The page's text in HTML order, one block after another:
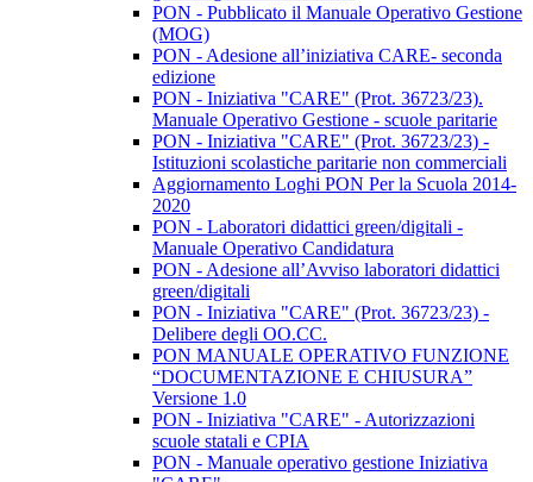
PON - Pubblicato il Manuale Operativo Gestione
(MOG)
PON - Adesione all’iniziativa CARE- seconda
edizione
PON - Iniziativa "CARE" (Prot. 36723/23).
Manuale Operativo Gestione - scuole paritarie
PON - Iniziativa "CARE" (Prot. 36723/23) -
Istituzioni scolastiche paritarie non commerciali
Aggiornamento Loghi PON Per la Scuola 2014-
2020
PON - Laboratori didattici green/digitali -
Manuale Operativo Candidatura
PON - Adesione all’Avviso laboratori didattici
green/digitali
PON - Iniziativa "CARE" (Prot. 36723/23) -
Delibere degli OO.CC.
PON MANUALE OPERATIVO FUNZIONE
“DOCUMENTAZIONE E CHIUSURA”
Versione 1.0
PON - Iniziativa "CARE" - Autorizzazioni
scuole statali e CPIA
PON - Manuale operativo gestione Iniziativa